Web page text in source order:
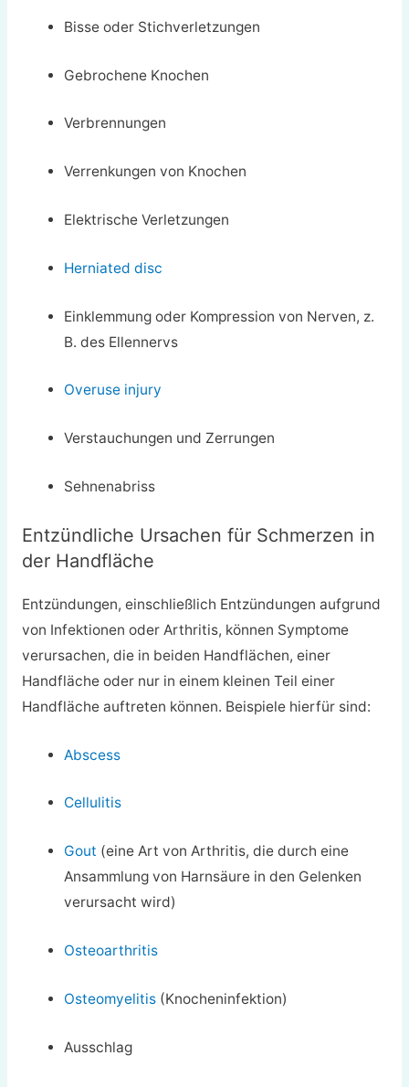
Bisse oder Stichverletzungen
Gebrochene Knochen
Verbrennungen
Verrenkungen von Knochen
Elektrische Verletzungen
Herniated disc
Einklemmung oder Kompression von Nerven, z.
B. des Ellennervs
Overuse injury
Verstauchungen und Zerrungen
Sehnenabriss
Entzündliche Ursachen für Schmerzen in
der Handfläche
Entzündungen, einschließlich Entzündungen aufgrund
von Infektionen oder Arthritis, können Symptome
verursachen, die in beiden Handflächen, einer
Handfläche oder nur in einem kleinen Teil einer
Handfläche auftreten können. Beispiele hierfür sind:
Abscess
Cellulitis
Gout (eine Art von Arthritis, die durch eine
Ansammlung von Harnsäure in den Gelenken
verursacht wird)
Osteoarthritis
Osteomyelitis (Knocheninfektion)
Ausschlag